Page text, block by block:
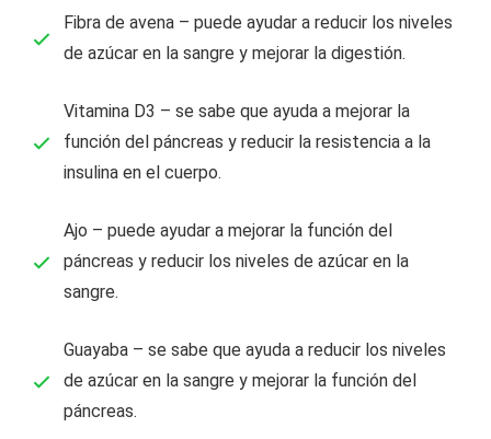
Fibra de avena – puede ayudar a reducir los niveles
de azúcar en la sangre y mejorar la digestión.
Vitamina D3 – se sabe que ayuda a mejorar la
función del páncreas y reducir la resistencia a la
insulina en el cuerpo.
Ajo – puede ayudar a mejorar la función del
páncreas y reducir los niveles de azúcar en la
sangre.
Guayaba – se sabe que ayuda a reducir los niveles
de azúcar en la sangre y mejorar la función del
páncreas.